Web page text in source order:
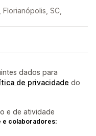
Florianópolis, SC,
dados para
de privacidade do
e de atividade
e colaboradores: